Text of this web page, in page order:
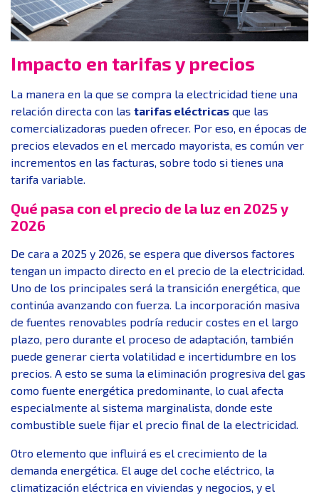
Impacto en tarifas y precios
La manera en la que se compra la electricidad tiene una
relación directa con las tarifas eléctricas que las
comercializadoras pueden ofrecer. Por eso, en épocas de
precios elevados en el mercado mayorista, es común ver
incrementos en las facturas, sobre todo si tienes una
tarifa variable.
Qué pasa con el precio de la luz en 2025 y
2026
De cara a 2025 y 2026, se espera que diversos factores
tengan un impacto directo en el precio de la electricidad.
Uno de los principales será la transición energética, que
continúa avanzando con fuerza. La incorporación masiva
de fuentes renovables podría reducir costes en el largo
plazo, pero durante el proceso de adaptación, también
puede generar cierta volatilidad e incertidumbre en los
precios. A esto se suma la eliminación progresiva del gas
como fuente energética predominante, lo cual afecta
especialmente al sistema marginalista, donde este
combustible suele fijar el precio final de la electricidad.
Otro elemento que influirá es el crecimiento de la
demanda energética. El auge del coche eléctrico, la
climatización eléctrica en viviendas y negocios, y el